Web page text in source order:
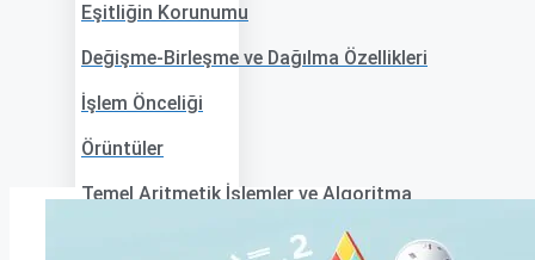
Eşitliğin Korunumu
Değişme-Birleşme ve Dağılma Özellikleri
İşlem Önceliği
Örüntüler
Temel Aritmetik İşlemler ve Algoritma